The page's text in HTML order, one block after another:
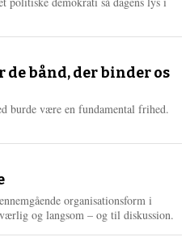
e
bånd, der binder os
burde være en fundamental frihed.
organisationsform i
og langsom – og til diskussion.